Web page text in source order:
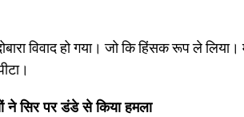
विवाद हो गया। जो कि हिंसक रूप ले
ने सिर पर डंडे से किया हमला